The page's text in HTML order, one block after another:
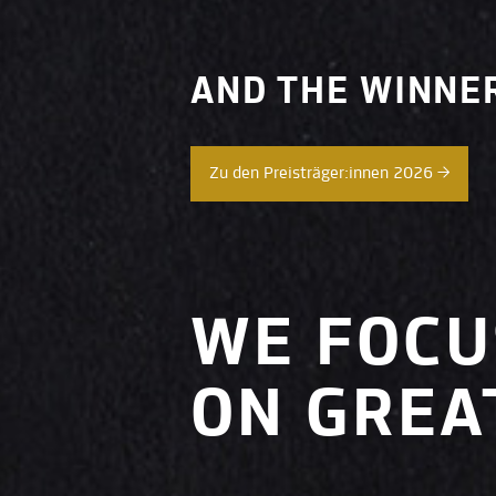
AND THE
Zu den Preisträger:innen 2026 →
WE
ON